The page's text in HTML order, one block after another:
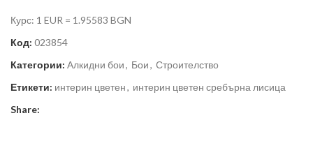
Курс: 1 EUR = 1.95583 BGN
Код: 023854
Категории: Алкидни бои, Бои, Строителство
Етикети: интерин цветен, интерин цветен сребърна лисица
Share: